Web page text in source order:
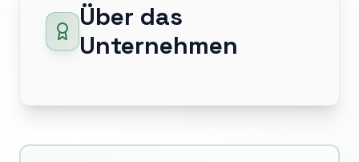
Über das
Unternehmen